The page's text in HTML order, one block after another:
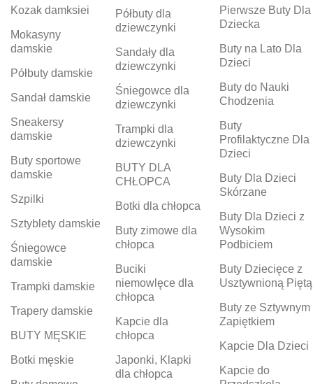
Kozak damksiei
Mokasyny
damskie
Półbuty damskie
Sandał damskie
Sneakersy
damskie
Buty sportowe
damskie
Szpilki
Sztyblety damskie
Śniegowce
damskie
Trampki damskie
Trapery damskie
BUTY MĘSKIE
Botki męskie
Półbuty dla
dziewczynki
Sandały dla
dziewczynki
Śniegowce dla
dziewczynki
Trampki dla
dziewczynki
BUTY DLA
CHŁOPCA
Botki dla chłopca
Buty zimowe dla
chłopca
Buciki
niemowlęce dla
chłopca
Kapcie dla
chłopca
Japonki, Klapki
dla chłopca
Pierwsze Buty Dla
Dziecka
Buty na Lato Dla
Dzieci
Buty do Nauki
Chodzenia
Buty
Profilaktyczne Dla
Dzieci
Buty Dla Dzieci
Skórzane
Buty Dla Dzieci z
Wysokim
Podbiciem
Buty Dziecięce z
Usztywnioną Piętą
Buty ze Sztywnym
Zapiętkiem
Kapcie Dla Dzieci
Kapcie do